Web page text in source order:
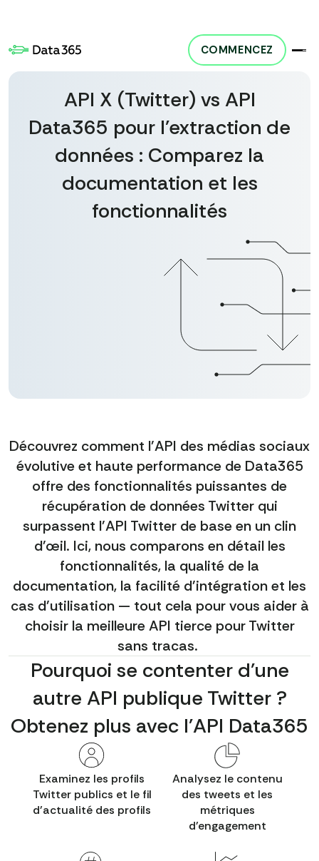
Notre produit, Social Media API, donne accès à des données
COMMENCEZ
API X (Twitter) vs API
Data365 pour l'extraction de
données : Comparez la
documentation et les
fonctionnalités
Découvrez comment l'API des médias sociaux
évolutive et haute performance de Data365
offre des fonctionnalités puissantes de
récupération de données Twitter qui
surpassent l'API Twitter de base en un clin
d'œil. Ici, nous comparons en détail les
fonctionnalités, la qualité de la
documentation, la facilité d'intégration et les
cas d'utilisation — tout cela pour vous aider à
choisir la meilleure API tierce pour Twitter
sans tracas.
Pourquoi se contenter d'une
autre API publique Twitter ?
Obtenez plus avec l'API Data365
Examinez les profils
Twitter publics et le fil
d'actualité des profils
Analysez le contenu
des tweets et les
métriques
d'engagement